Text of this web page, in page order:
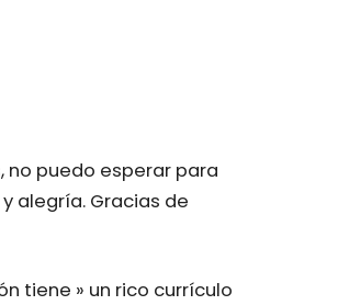
no puedo esperar para
alegría. Gracias de
tiene » un rico currículo